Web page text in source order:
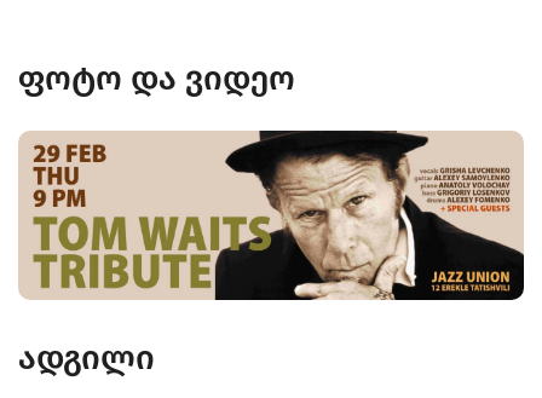
ფოტო და ვიდეო
ადგილი